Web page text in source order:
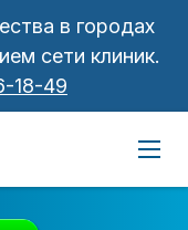
в городах
сети клиник.
18-49